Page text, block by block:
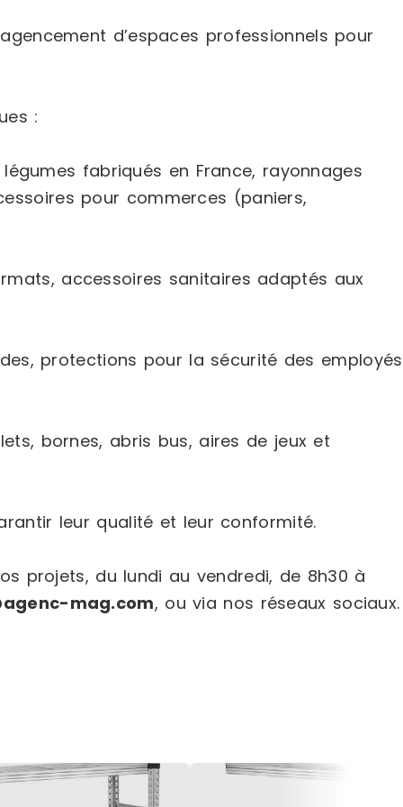
d’espaces professionnels pour
:
fabriqués en France, rayonnages
pour commerces (paniers,
accessoires sanitaires adaptés aux
protections pour la sécurité des employés
bornes, abris bus, aires de jeux et
leur qualité et leur conformité.
projets, du lundi au vendredi, de 8h30 à
mag.com, ou via nos réseaux sociaux.